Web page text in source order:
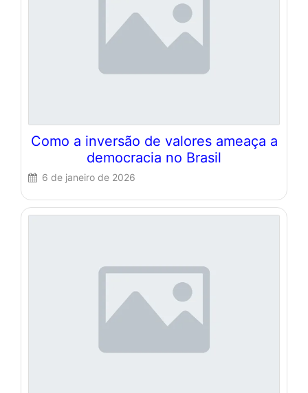
Como a inversão de valores ameaça a
democracia no Brasil
6 de janeiro de 2026